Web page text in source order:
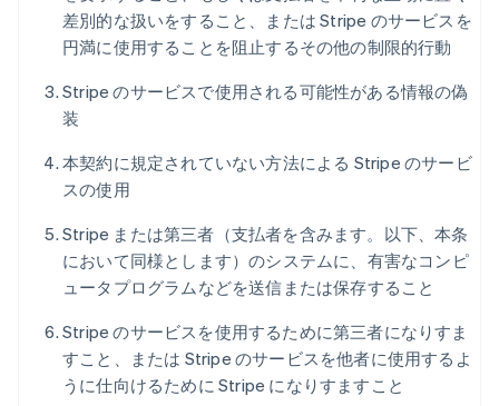
差別的な扱いをすること、または Stripe のサービスを
円満に使用することを阻止するその他の制限的行動
Stripe のサービスで使用される可能性がある情報の偽
装
本契約に規定されていない方法による Stripe のサービ
スの使用
Stripe または第三者（支払者を含みます。以下、本条
において同様とします）のシステムに、有害なコンピ
ュータプログラムなどを送信または保存すること
Stripe のサービスを使用するために第三者になりすま
すこと、または Stripe のサービスを他者に使用するよ
うに仕向けるために Stripe になりすますこと